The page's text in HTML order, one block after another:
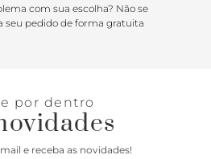
com sua escolha? Não se
seu pedido de forma gratuita
por dentro
e receba as novidades!